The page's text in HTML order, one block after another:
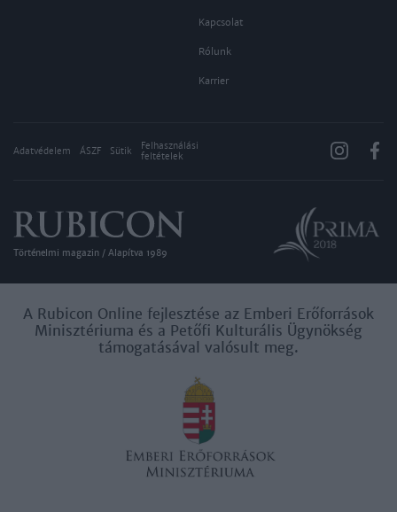
Kapcsolat
Rólunk
Karrier
Adatvédelem ÁSZF Sütik
Felhasználási
feltételek
Történelmi magazin / Alapítva 1989
A Rubicon Online fejlesztése az Emberi Erőforrások
Minisztériuma és a Petőfi Kulturális Ügynökség
támogatásával valósult meg.